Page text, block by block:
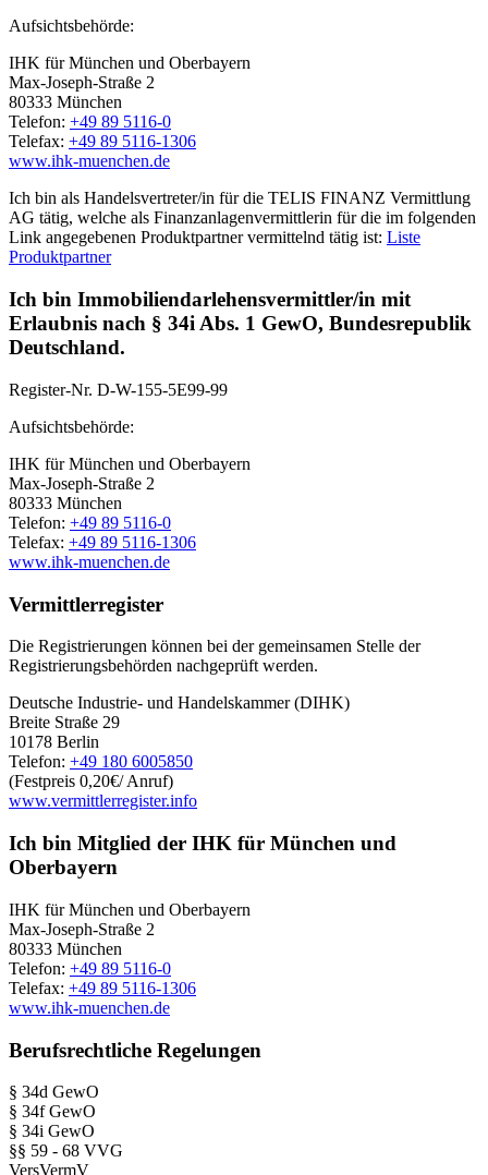
Aufsichtsbehörde:
IHK für München und Oberbayern
Max-Joseph-Straße 2
80333 München
Telefon: +49 89 5116-0
Telefax: +49 89 5116-1306
www.ihk-muenchen.de
Ich bin als Handelsvertreter/in für die TELIS FINANZ Vermittlung
AG tätig, welche als Finanzanlagenvermittlerin für die im folgenden
Link angegebenen Produktpartner vermittelnd tätig ist: Liste
Produktpartner
Ich bin Immobiliendarlehensvermittler/in mit
Erlaubnis nach § 34i Abs. 1 GewO, Bundesrepublik
Deutschland.
Register-Nr. D-W-155-5E99-99
Aufsichtsbehörde:
IHK für München und Oberbayern
Max-Joseph-Straße 2
80333 München
Telefon: +49 89 5116-0
Telefax: +49 89 5116-1306
www.ihk-muenchen.de
Vermittlerregister
Die Registrierungen können bei der gemeinsamen Stelle der
Registrierungsbehörden nachgeprüft werden.
Deutsche Industrie- und Handelskammer (DIHK)
Breite Straße 29
10178 Berlin
Telefon: +49 180 6005850
(Festpreis 0,20€/ Anruf)
www.vermittlerregister.info
Ich bin Mitglied der IHK für München und
Oberbayern
IHK für München und Oberbayern
Max-Joseph-Straße 2
80333 München
Telefon: +49 89 5116-0
Telefax: +49 89 5116-1306
www.ihk-muenchen.de
Berufsrechtliche Regelungen
§ 34d GewO
§ 34f GewO
§ 34i GewO
§§ 59 - 68 VVG
VersVermV